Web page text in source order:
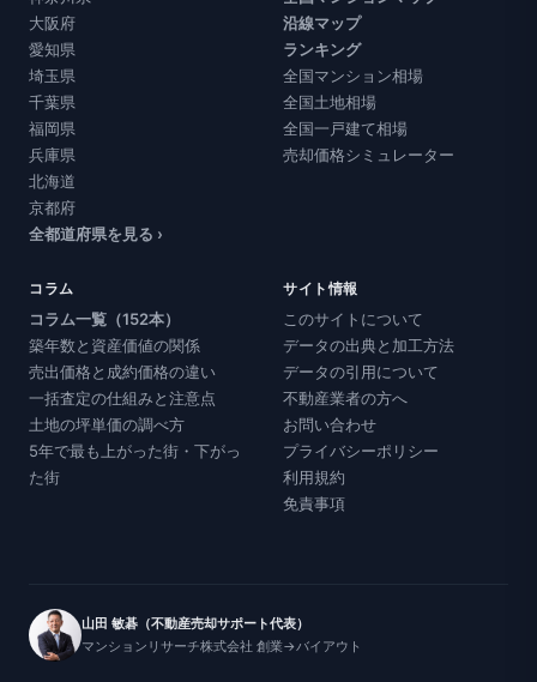
大阪府
愛知県
埼玉県
千葉県
福岡県
兵庫県
北海道
京都府
全都道府県を見る ›
沿線マップ
ランキング
全国マンション相場
全国土地相場
全国一戸建て相場
売却価格シミュレーター
コラム
コラム一覧（152本）
築年数と資産価値の関係
売出価格と成約価格の違い
一括査定の仕組みと注意点
土地の坪単価の調べ方
5年で最も上がった街・下がっ
た街
サイト情報
このサイトについて
データの出典と加工方法
データの引用について
不動産業者の方へ
お問い合わせ
プライバシーポリシー
利用規約
免責事項
山田 敏碁（不動産売却サポート代表）
マンションリサーチ株式会社 創業→バイアウト